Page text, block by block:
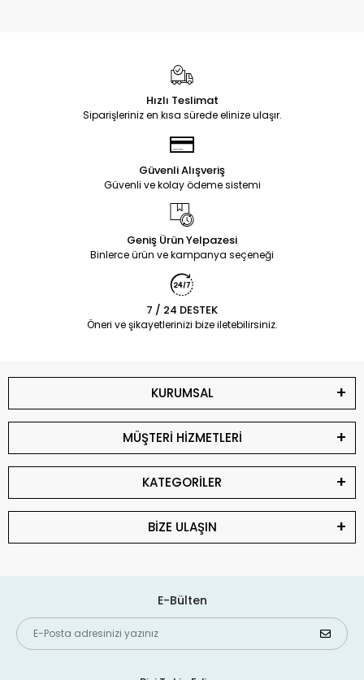
Hızlı Teslimat
Siparişleriniz en kısa sürede elinize ulaşır.
Güvenli Alışveriş
Güvenli ve kolay ödeme sistemi
Geniş Ürün Yelpazesi
Binlerce ürün ve kampanya seçeneği
7 / 24 DESTEK
Öneri ve şikayetlerinizi bize iletebilirsiniz.
KURUMSAL
MÜŞTERİ HİZMETLERİ
KATEGORİLER
BİZE ULAŞIN
E-Bülten